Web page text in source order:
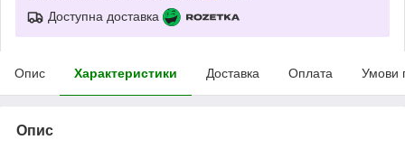
Доступна доставка
Опис Характеристики Доставка Оплата Умови
Опис